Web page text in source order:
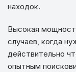
находок.
Высокая
случаев, когда
действительно
опытным